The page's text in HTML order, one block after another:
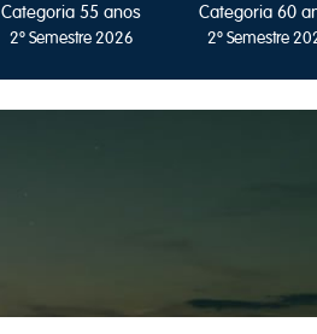
Categoria 55 anos
2º Semestre 2026
Categoria 60
2º Semestre